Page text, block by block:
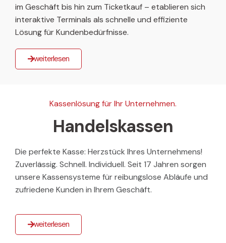
im Geschäft bis hin zum Ticketkauf – etablieren sich
interaktive Terminals als schnelle und effiziente
Lösung für Kundenbedürfnisse.
weiterlesen
Kassenlösung für Ihr Unternehmen.
Handelskassen
Die perfekte Kasse: Herzstück Ihres Unternehmens!
Zuverlässig. Schnell. Individuell. Seit 17 Jahren sorgen
unsere Kassensysteme für reibungslose Abläufe und
zufriedene Kunden in Ihrem Geschäft.
weiterlesen